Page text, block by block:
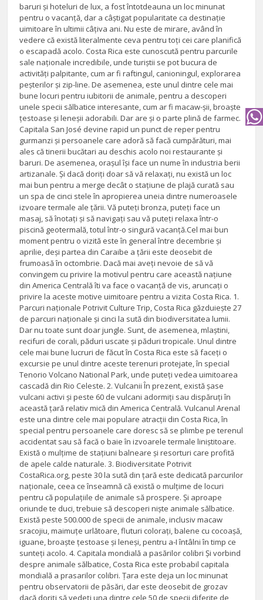
baruri și hoteluri de lux, a fost întotdeauna un loc minunat
pentru o vacanță, dar a câștigat popularitate ca destinație
uimitoare în ultimii câțiva ani. Nu este de mirare, având în
vedere că există literalmente ceva pentru toți cei care planifică
o escapadă acolo. Costa Rica este cunoscută pentru parcurile
sale naționale incredibile, unde turiștii se pot bucura de
activități palpitante, cum ar fi raftingul, canioningul, explorarea
peșterilor și zip-line. De asemenea, este unul dintre cele mai
bune locuri pentru iubitorii de animale, pentru a descoperi
unele specii sălbatice interesante, cum ar fi macaw-șii, broaște
țestoase și leneșii adorabili. Dar are și o parte plină de farmec.
Capitala San José devine rapid un punct de reper pentru
gurmanzi și persoanele care adoră să facă cumpărături, mai
ales că tinerii bucătari au deschis acolo noi restaurante și
baruri. De asemenea, orașul își face un nume în industria berii
artizanale. Și dacă doriți doar să vă relaxați, nu există un loc
mai bun pentru a merge decât o stațiune de plajă curată sau
un spa de cinci stele în apropierea uneia dintre numeroasele
izvoare termale ale țării. Vă puteți bronza, puteți face un
masaj, să înotați și să navigați sau vă puteți relaxa într-o
piscină geotermală, totul într-o singură vacanță.Cel mai bun
moment pentru o vizită este în general între decembrie și
aprilie, deși partea din Caraibe a țării este deosebit de
frumoasă în octombrie. Dacă mai aveți nevoie de să vă
convingem cu privire la motivul pentru care această națiune
din America Centrală îti va face o vacanță de vis, aruncați o
privire la aceste motive uimitoare pentru a vizita Costa Rica. 1.
Parcuri naționale Potrivit Culture Trip, Costa Rica găzduiește 27
de parcuri naționale și cinci la sută din biodiversitatea lumii.
Dar nu toate sunt doar jungle. Sunt, de asemenea, mlaștini,
recifuri de corali, păduri uscate și păduri tropicale. Unul dintre
cele mai bune lucruri de făcut în Costa Rica este să faceți o
excursie pe unul dintre aceste terenuri protejate, în special
Tenorio Volcano National Park, unde puteți vedea uimitoarea
cascadă din Rio Celeste. 2. Vulcanii În prezent, există șase
vulcani activi și peste 60 de vulcani adormiți sau dispăruți în
această țară relativ mică din America Centrală. Vulcanul Arenal
este una dintre cele mai populare atracții din Costa Rica, în
special pentru persoanele care doresc să se plimbe pe terenul
accidentat sau să facă o baie în izvoarele termale liniștitoare.
Există o mulțime de stațiuni balneare și resorturi care profită
de apele calde naturale. 3. Biodiversitate Potrivit
CostaRica.org, peste 30 la sută din țară este dedicată parcurilor
naționale, ceea ce înseamnă că există o mulțime de locuri
pentru că populațiile de animale să prospere. Și aproape
oriunde te duci, trebuie să descoperi niște animale sălbatice.
Există peste 500.000 de specii de animale, inclusiv macaw
sracojiu, maimuțe urlătoare, fluturi colorați, balene cu cocoașă,
iguane, broaște țestoase și leneși, pentru a-I întâlni în timp ce
sunteți acolo. 4. Capitala mondială a pasărilor colibri Și vorbind
despre animale sălbatice, Costa Rica este probabil capitala
mondială a prasarilor colibri. Țara este deja un loc minunat
pentru observatorii de păsări, dar este deosebit de grozav